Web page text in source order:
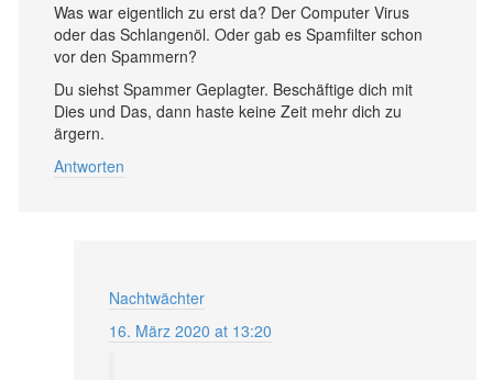
Was war eigentlich zu erst da? Der Computer Virus
oder das Schlangenöl. Oder gab es Spamfilter schon
vor den Spammern?
Du siehst Spammer Geplagter. Beschäftige dich mit
Dies und Das, dann haste keine Zeit mehr dich zu
ärgern.
Antworten
Nachtwächter
16. März 2020 at 13:20